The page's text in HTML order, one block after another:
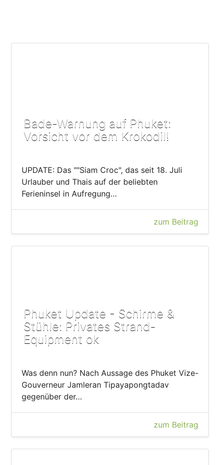
Bade-Warnung auf Phuket:
Vorsicht vor dem Krokodil!
UPDATE: Das ""Siam Croc", das seit 18. Juli
Urlauber und Thais auf der beliebten
Ferieninsel in Aufregung…
zum Beitrag
Phuket Update - Schirme &
Stühle: Privates Strand-
Equipment ok
Was denn nun? Nach Aussage des Phuket Vize-
Gouverneur Jamleran Tipayapongtadav
gegenüber der…
zum Beitrag